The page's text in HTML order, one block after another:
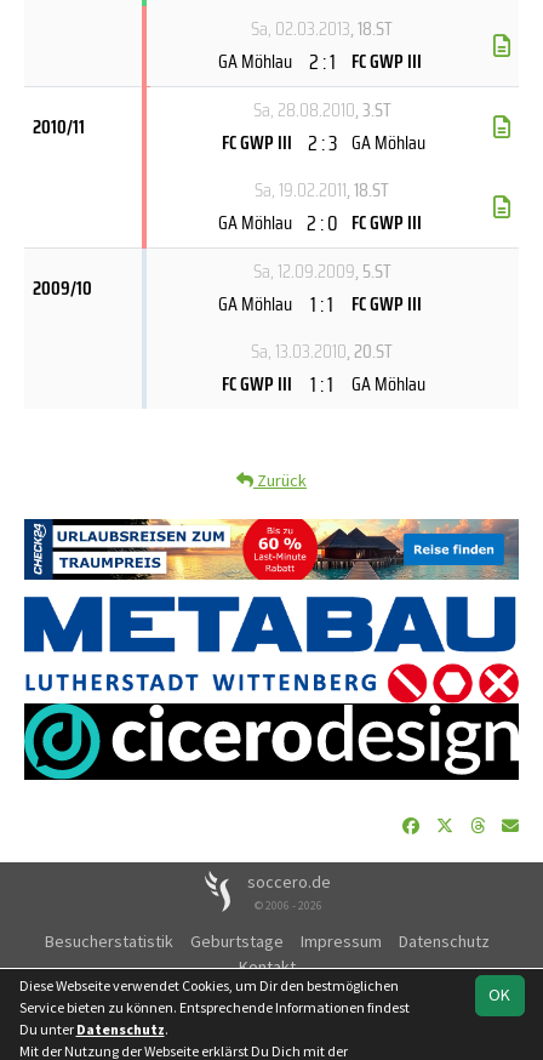
Sa, 02.03.2013, 18.ST
GA Möhlau 2 : 1 FC GWP III
2010/11
Sa, 28.08.2010, 3.ST
FC GWP III 2 : 3 GA Möhlau
Sa, 19.02.2011, 18.ST
GA Möhlau 2 : 0 FC GWP III
2009/10
Sa, 12.09.2009, 5.ST
GA Möhlau 1 : 1
FC GWP III
Sa, 13.03.2010, 20.ST
FC GWP III
1 : 1 GA Möhlau
Zurück
soccero.de
© 2006 - 2026
Besucherstatistik Geburtstage Impressum
Datenschutz
Kontakt
OK
Diese Webseite verwendet Cookies, um Dir den bestmöglichen
Service bieten zu können. Entsprechende Informationen findest
Du unter Datenschutz.
Mit der Nutzung der Webseite erklärst Du Dich mit der